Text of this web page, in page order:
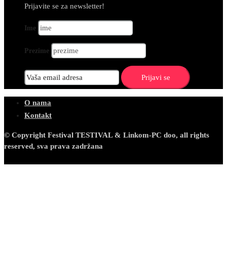
Prijavite se za newsletter!
Ime
Prezime
O nama
Kontakt
© Copyright Festival TESTIVAL & Linkom-PC doo, all rights
reserved, sva prava zadržana